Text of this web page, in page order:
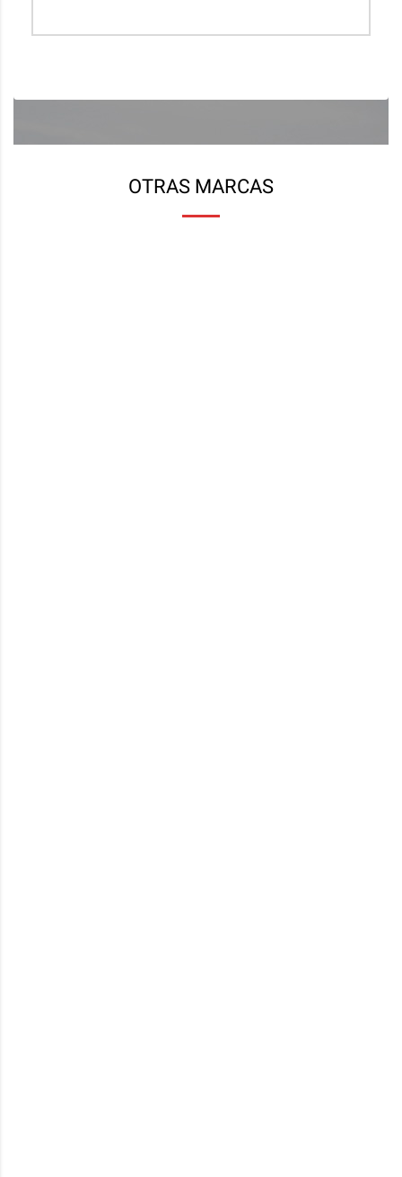
OTRAS MARCAS